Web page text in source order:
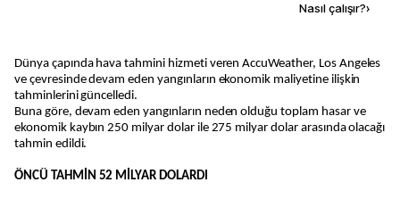
Nasıl çalışır?›
Dünya çapında hava tahmini hizmeti veren AccuWeather, Los Angeles
ve çevresinde devam eden yangınların ekonomik maliyetine ilişkin
tahminlerini güncelledi.
Buna göre, devam eden yangınların neden olduğu toplam hasar ve
ekonomik kaybın 250 milyar dolar ile 275 milyar dolar arasında olacağı
tahmin edildi.
ÖNCÜ TAHMİN 52 MİLYAR DOLARDI